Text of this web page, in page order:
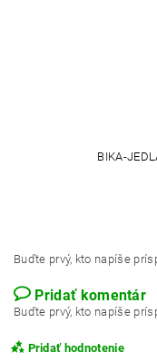
BIKA-
Buďte prvý, kto napíše
Pridať komentár
Buďte prvý, kto napíše
Pridať hodnotenie